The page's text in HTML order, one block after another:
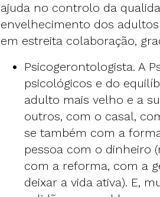
ajuda no controlo da
envelhecimento dos
em estreita colaboração,
Psicogerontologista. A
psicológicos e do
adulto mais velho e a
outros, com o casal,
se também com a
pessoa com o dinheiro
com a reforma, com a
deixar a vida ativa). E,